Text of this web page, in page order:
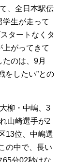
、全日本駅伝
生が走って
タートなくタ
上がってきて
のは、9月
をしたい”との
柳・中嶋、3
山崎選手が2
13位、中嶋選
の中で、長い
65分02秒はな